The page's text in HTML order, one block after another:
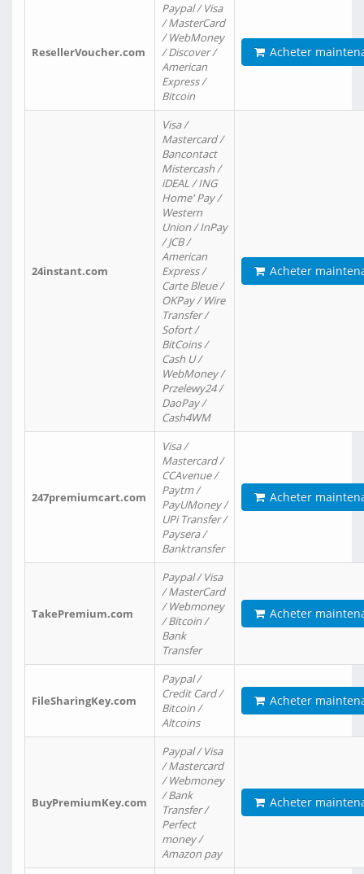
ResellerVoucher.com
Paypal / Visa
/ MasterCard
/ WebMoney
/ Discover /
American
Express /
Bitcoin
Acheter
24instant.com
Visa /
Mastercard /
Bancontact
Mistercash /
iDEAL / ING
Home' Pay /
Western
Union / InPay
/ JCB /
American
Express /
Carte Bleue /
OKPay / Wire
Transfer /
Sofort /
BitCoins /
Cash U /
WebMoney /
Przelewy24 /
DaoPay /
Cash4WM
Acheter
247premiumcart.com
Visa /
Mastercard /
CCAvenue /
Paytm /
PayUMoney /
UPi Transfer /
Paysera /
Banktransfer
Acheter
TakePremium.com
Paypal / Visa
/ MasterCard
/ Webmoney
/ Bitcoin /
Bank
Transfer
Acheter
FileSharingKey.com
Paypal /
Credit Card /
Bitcoin /
Altcoins
Acheter
BuyPremiumKey.com
Paypal / Visa
/ Mastercard
/ Webmoney
/ Bank
Transfer /
Perfect
money /
Amazon pay
Acheter